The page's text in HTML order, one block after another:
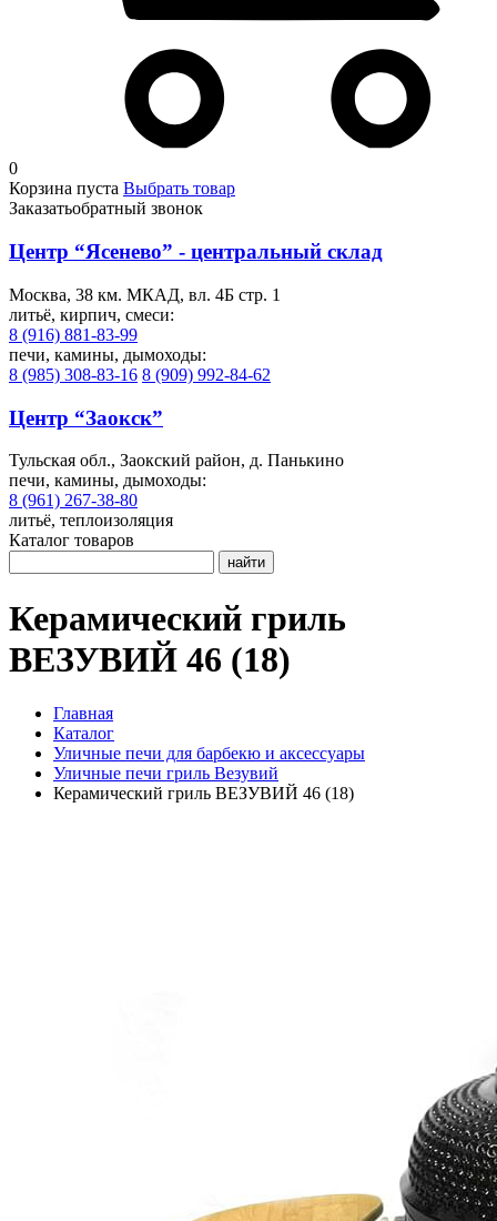
0
Корзина пуста Выбрать товар
Заказатьобратный звонок
Центр “Ясенево” - центральный склад
Москва, 38 км. МКАД, вл. 4Б стр. 1
литьё, кирпич, смеси:
8 (916) 881-83-99
печи, камины, дымоходы:
8 (985) 308-83-16 8 (909) 992-84-62
Центр “Заокск”
Тульская обл., Заокский район, д. Панькино
печи, камины, дымоходы:
8 (961) 267-38-80
литьё, теплоизоляция
Каталог товаров
найти
Керамический гриль
ВЕЗУВИЙ 46 (18)
Главная
Каталог
Уличные печи для барбекю и аксессуары
Уличные печи гриль Везувий
Керамический гриль ВЕЗУВИЙ 46 (18)